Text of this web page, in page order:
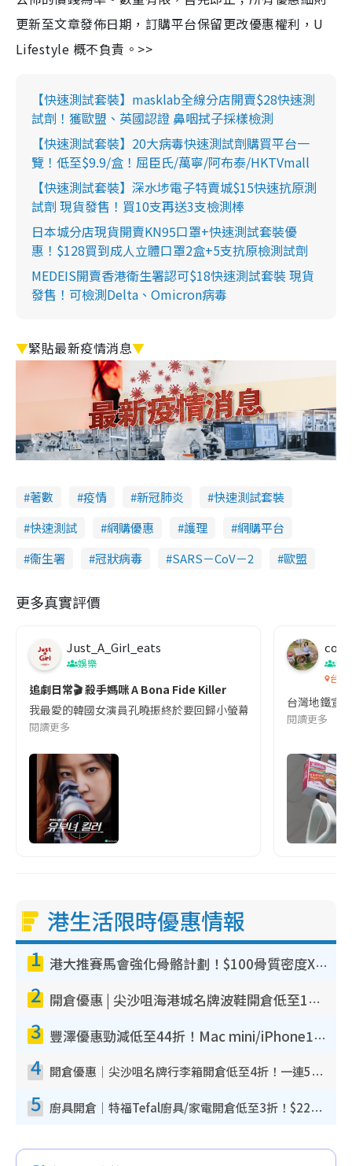
更新至文章發佈日期，訂購平台保留更改優惠權利，U
Lifestyle 概不負責。>>
【快速測試套裝】masklab全線分店開賣$28快速測
試劑！獲歐盟、英國認證 鼻咽拭子採樣檢測
【快速測試套裝】20大病毒快速測試劑購買平台一
覽！低至$9.9/盒！屈臣氏/萬寧/阿布泰/HKTVmall
【快速測試套裝】深水埗電子特賣城$15快速抗原測
試劑 現貨發售！買10支再送3支檢測棒
日本城分店現貨開賣KN95口罩+快速測試套裝優
惠！$128買到成人立體口罩2盒+5支抗原檢測試劑
MEDEIS開賣香港衛生署認可$18快速測試套裝 現貨
發售！可檢測Delta、Omicron病毒
▼緊貼最新疫情消息▼
著數 疫情 新冠肺炎
快速測試套裝
快速測試
網購優惠 護理
網購平台
衞生署
冠狀病毒 SARS－CoV－2 歐盟
更多真實評價
Just_A_Girl_eats
娛樂
追劇日常🎬 殺手媽咪 A Bona Fide Killer
我最愛的韓國女演員孔曉振終於要回歸小螢幕啦!這次的劇本改編
閱讀更多
co
吹
台灣
台灣地鐵宣
閱讀更多
港生活限時優惠情報
1 港大推賽馬會強化骨骼計劃！$100骨質密度X光檢查 完成免費運動訓練送超市禮券！附參加資格
2 開倉優惠 | 尖沙咀海港城名牌波鞋開倉低至1折！On鞋$899起／Joy&Peace鞋履$98起
3 豐澤優惠勁減低至44折！Mac mini/iPhone17Pro大減價！廚房家電$220起
4 開倉優惠｜尖沙咀名牌行李箱開倉低至4折！一連5日 American Tourister/ace./Hallmark $200起！
5 廚具開倉｜特福Tefal廚具/家電開倉低至3折！$220起買平底鍋/炒鑊/湯煲！電飯煲/吸塵機/燙斗$418起